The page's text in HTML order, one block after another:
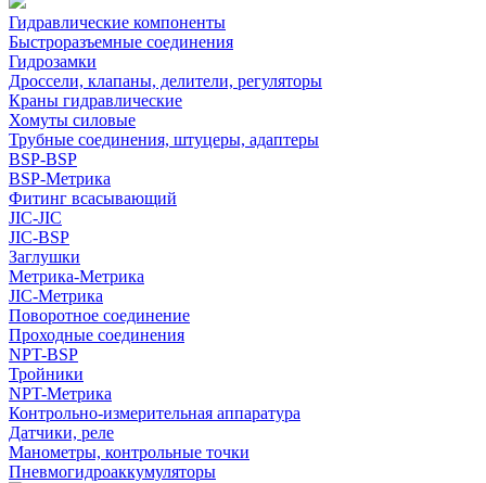
Гидравлические компоненты
Быстроразъемные соединения
Гидрозамки
Дроссели, клапаны, делители, регуляторы
Краны гидравлические
Хомуты силовые
Трубные соединения, штуцеры, адаптеры
BSP-BSP
BSP-Метрика
Фитинг всасывающий
JIC-JIC
JIC-BSP
Заглушки
Метрика-Метрика
JIC-Метрика
Поворотное соединение
Проходные соединения
NPT-BSP
Тройники
NPT-Метрика
Контрольно-измерительная аппаратура
Датчики, реле
Манометры, контрольные точки
Пневмогидроаккумуляторы